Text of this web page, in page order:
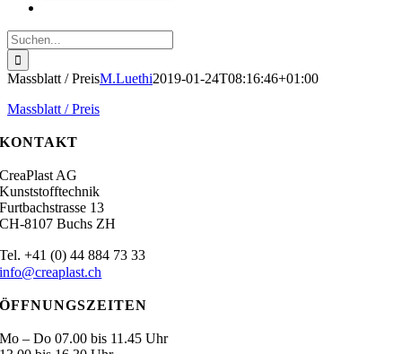
Suche
nach:
Massblatt / PreisM.Luethi2019-01-24T08:16:46+01:00
Massblatt / Preis
KONTAKT
CreaPlast AG
Kunststofftechnik
Furtbachstrasse 13
CH-8107 Buchs ZH
Tel.+41 (0) 44 884 73 33
info@creaplast.ch
ÖFFNUNGSZEITEN
Mo – Do 07.00 bis 11.45 Uhr